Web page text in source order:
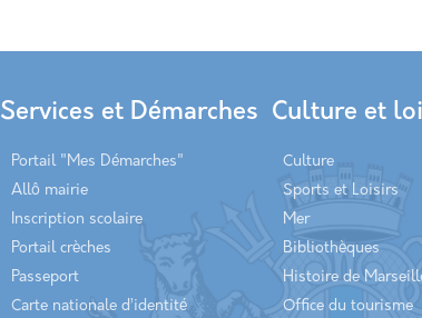
Services et Démarches
Portail "Mes Démarches"
Allô mairie
Inscription scolaire
Portail crèches
Passeport
Carte nationale d’identité
Culture et
Culture
Sports et Loisirs
Mer
Bibliothèques
Histoire de
Office du tourisme